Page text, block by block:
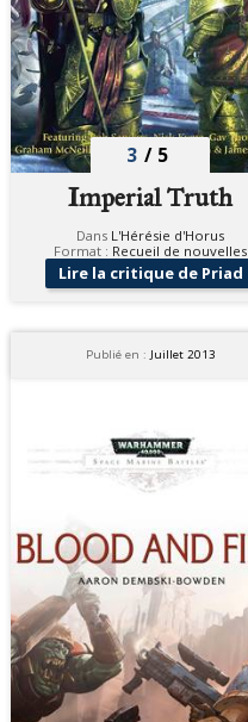
3 / 5
Imperial Truth
Dans L'Hérésie d'Horus
Format : Recueil de nouvelles
Lire la critique de Priad
Publié en : Juillet 2013